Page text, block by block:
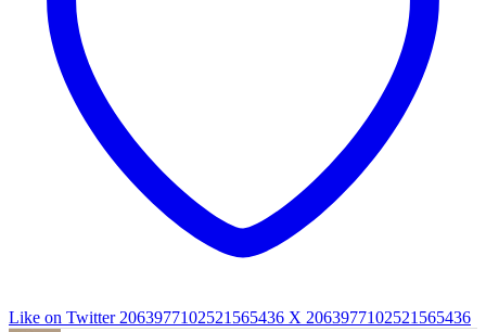
Like on Twitter 2063977102521565436 X 2063977102521565436